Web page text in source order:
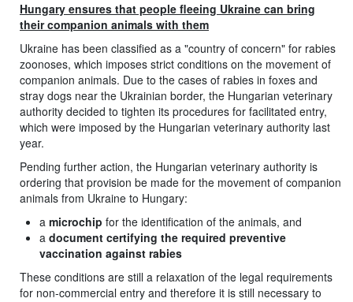
Hungary ensures that people fleeing Ukraine can bring
their companion animals with them
Ukraine has been classified as a "country of concern" for rabies
zoonoses, which imposes strict conditions on the movement of
companion animals. Due to the cases of rabies in foxes and
stray dogs near the Ukrainian border, the Hungarian veterinary
authority decided to tighten its procedures for facilitated entry,
which were imposed by the Hungarian veterinary authority last
year.
Pending further action, the Hungarian veterinary authority is
ordering that provision be made for the movement of companion
animals from Ukraine to Hungary:
a microchip for the identification of the animals, and
a document certifying the required preventive
vaccination against rabies
These conditions are still a relaxation of the legal requirements
for non-commercial entry and therefore it is still necessary to